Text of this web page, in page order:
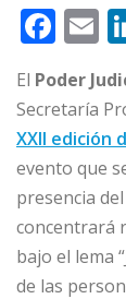
F
a
c
e
b
o
o
k
E
m
l
El Poder
Secretaría
XXII edición
evento que
presencia del
concentrará
bajo el lema
de las